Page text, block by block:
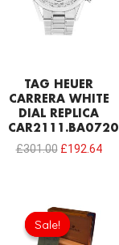
TAG HEUER
CARRERA WHITE
DIAL REPLICA
CAR2111.BA0720
£301.00 £192.64
Sale!
Sale!
price
was: